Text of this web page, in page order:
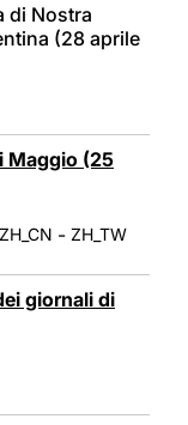
di Nostra
(28 aprile
Maggio (25
ZH_CN - ZH_TW
giornali di